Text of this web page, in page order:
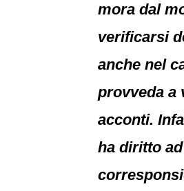
mora dal
verificarsi
anche nel
provveda a
acconti.
ha diritto